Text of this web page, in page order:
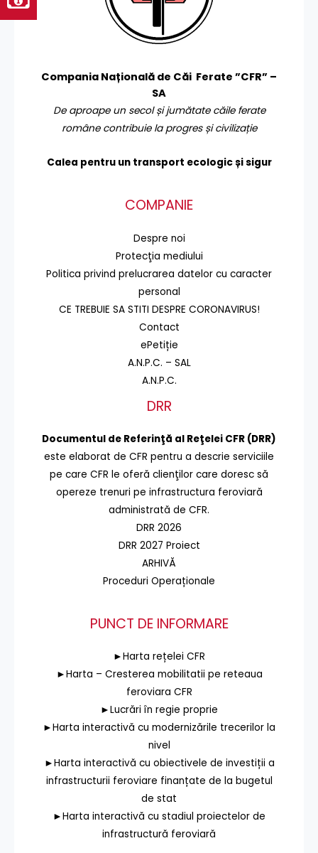
Compania Națională de Căi Ferate ”CFR” –
SA
De aproape un secol și jumătate căile ferate
române contribuie la progres și civilizație
Calea pentru un transport ecologic și sigur
COMPANIE
Despre noi
Protecţia mediului
Politica privind prelucrarea datelor cu caracter
personal
CE TREBUIE SA STITI DESPRE CORONAVIRUS!
Contact
ePetiție
A.N.P.C. – SAL
A.N.P.C.
DRR
Documentul de Referinţă al Reţelei CFR (DRR)
este elaborat de CFR pentru a descrie serviciile
pe care CFR le oferă clienţilor care doresc să
opereze trenuri pe infrastructura feroviară
administrată de CFR.
DRR 2026
DRR 2027 Proiect
ARHIVĂ
Proceduri Operaționale
PUNCT DE INFORMARE
►Harta rețelei CFR
►Harta – Cresterea mobilitatii pe reteaua
feroviara CFR
►Lucrări în regie proprie
►Harta interactivă cu modernizările trecerilor la
nivel
►Harta interactivă cu obiectivele de investiții a
infrastructurii feroviare finanțate de la bugetul
de stat
►Harta interactivă cu stadiul proiectelor de
infrastructură feroviară